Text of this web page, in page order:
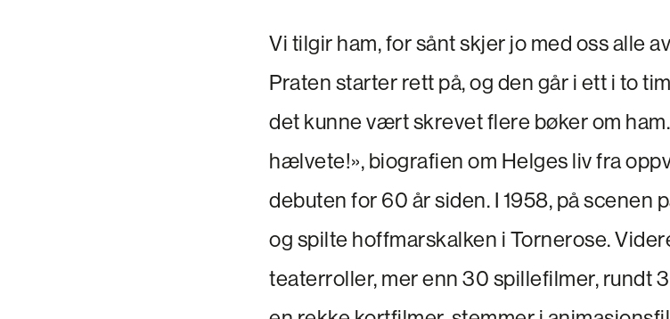
Vi tilgir ham, for sånt skjer jo med oss alle
Praten starter rett på, og den går i ett i to
det kunne vært skrevet flere bøker om
hælvete!», biografien om Helges liv fra
debuten for 60 år siden. I 1958, på scenen
og spilte hoffmarskalken i Tornerose.
teaterroller, mer enn 30 spillefilmer, rundt